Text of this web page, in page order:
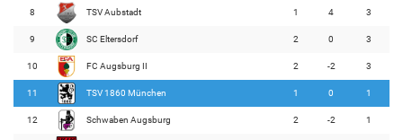
8 TSV Aubstadt 1 4 3
9 SC Eltersdorf 2 0 3
10 FC Augsburg II 2 -2 3
11 TSV 1860 München 1 0 1
12 Schwaben Augsburg 2 -2 1